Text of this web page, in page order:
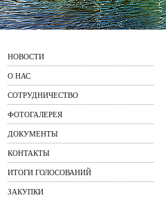
НОВОСТИ
О НАС
СОТРУДНИЧЕСТВО
ФОТОГАЛЕРЕЯ
ДОКУМЕНТЫ
КОНТАКТЫ
ИТОГИ ГОЛОСОВАНИЙ
ЗАКУПКИ